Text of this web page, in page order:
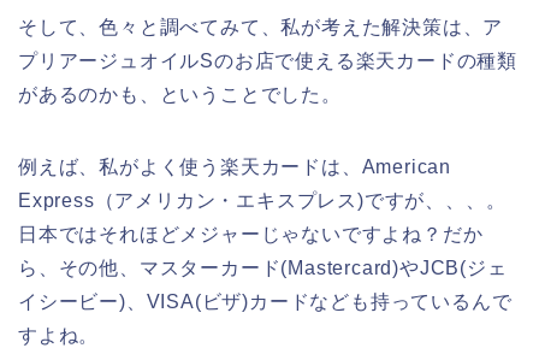
そして、色々と調べてみて、私が考えた解決策は、ア
プリアージュオイルSのお店で使える楽天カードの種類
があるのかも、ということでした。
例えば、私がよく使う楽天カードは、American
Express（アメリカン・エキスプレス)ですが、、、。
日本ではそれほどメジャーじゃないですよね？だか
ら、その他、マスターカード(Mastercard)やJCB(ジェ
イシービー)、VISA(ビザ)カードなども持っているんで
すよね。